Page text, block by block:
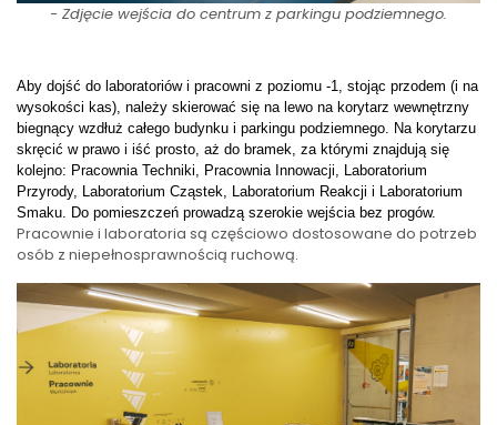
- Zdjęcie wejścia do centrum z parkingu podziemnego.
Aby dojść do laboratoriów i pracowni z poziomu -1, stojąc przodem (i na
wysokości kas), należy skierować się na lewo na korytarz wewnętrzny
biegnący wzdłuż całego budynku i parkingu podziemnego. Na korytarzu
skręcić w prawo i iść prosto, aż do bramek, za którymi znajdują się
kolejno: Pracownia Techniki, Pracownia Innowacji, Laboratorium
Przyrody, Laboratorium Cząstek, Laboratorium Reakcji i Laboratorium
Smaku. Do pomieszczeń prowadzą szerokie wejścia bez progów.
Pracownie i laboratoria są częściowo dostosowane do potrzeb
osób z niepełnosprawnością ruchową.